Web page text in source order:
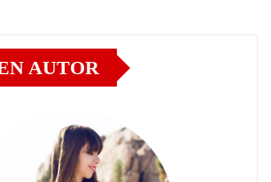
AUTOR